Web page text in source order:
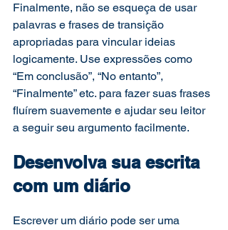
Finalmente, não se esqueça de usar
palavras e frases de transição
apropriadas para vincular ideias
logicamente. Use expressões como
“Em conclusão”, “No entanto”,
“Finalmente” etc. para fazer suas frases
fluírem suavemente e ajudar seu leitor
a seguir seu argumento facilmente.
Desenvolva sua escrita
com um diário
Escrever um diário pode ser uma